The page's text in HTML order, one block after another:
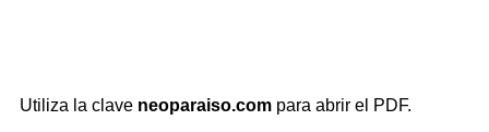
Utiliza la clave neoparaiso.com para abrir el PDF.